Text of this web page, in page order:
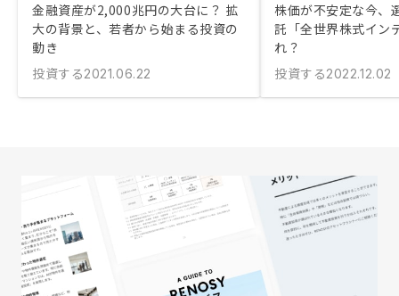
金融資産が2,000兆円の大台に？ 拡
大の背景と、若者から始まる投資の
動き
投資する2021.06.22
株価が不安定な今、
託「全世界株式イン
れ？
投資する2022.12.02